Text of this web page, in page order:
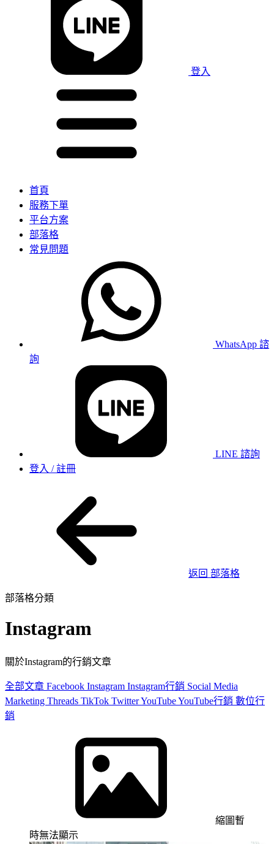
登入
首頁
服務下單
平台方案
部落格
常見問題
WhatsApp 諮
詢
LINE 諮詢
登入 / 註冊
返回 部落格
部落格分類
Instagram
關於Instagram的行銷文章
全部文章 Facebook Instagram Instagram行銷 Social Media
Marketing Threads TikTok TwitterYouTubeYouTube行銷 數位行
銷
縮圖暫
時無法顯示